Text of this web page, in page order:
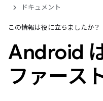
ドキュメント
この情報は役に立ちましたか？
Android
ファース